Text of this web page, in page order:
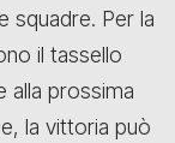
squadre. Per la
il tassello
alla prossima
la vittoria può